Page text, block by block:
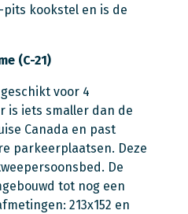
kookstel en is de
(C-21)
voor 4
is iets smaller dan de
Canada en past
parkeerplaatsen. Deze
De
tot nog een
213x152 en